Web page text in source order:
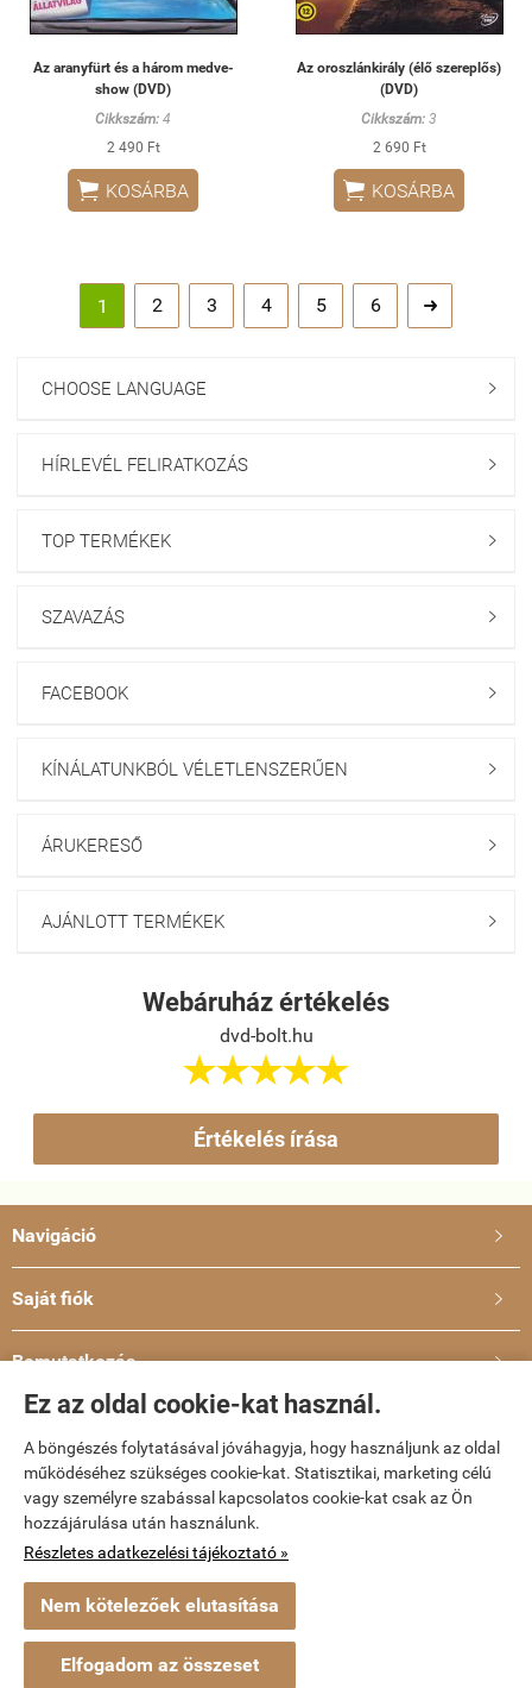
Ez az oldal cookie-kat használ.
A böngészés folytatásával jóváhagyja, hogy használjunk az oldal
működéséhez szükséges cookie-kat. Statisztikai, marketing célú
vagy személyre szabással kapcsolatos cookie-kat csak az Ön
hozzájárulása után használunk.
Részletes adatkezelési tájékoztató »
Nem kötelezőek elutasítása
Elfogadom az összeset
Az aranyfürt és a három medve-
show (DVD)
Cikkszám: 4
2 490 Ft
 KOSÁRBA
Az oroszlánkirály (élő szereplős)
(DVD)
Cikkszám: 3
2 690 Ft
 KOSÁRBA
1 2 3 4 5 6 
CHOOSE LANGUAGE 
HÍRLEVÉL FELIRATKOZÁS 
TOP TERMÉKEK 
SZAVAZÁS 
FACEBOOK 
KÍNÁLATUNKBÓL VÉLETLENSZERŰEN 
ÁRUKERESŐ 
AJÁNLOTT TERMÉKEK 
Webáruház értékelés
dvd-bolt.hu

Értékelés írása
Navigáció 
Saját fiók 
Bemutatkozás 
dvd-bolt.hu -Kemény Gábor EV-ÁSZF-Adatkezelési tájékoztató
Webáruház készítés a StartÜzlettel.